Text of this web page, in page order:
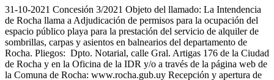
31-10-2021 Concesión 3/2021 Objeto del llamado: La Intendencia
de Rocha llama a Adjudicación de permisos para la ocupación del
espacio público playa para la prestación del servicio de alquiler de
sombrillas, carpas y asientos en balnearios del departamento de
Rocha. Pliegos: Dpto. Notarial, calle Gral. Artigas 176 de la Ciudad
de Rocha y en la Oficina de la IDR y/o a través de la página web de
la Comuna de Rocha: www.rocha.gub.uy Recepción y apertura de